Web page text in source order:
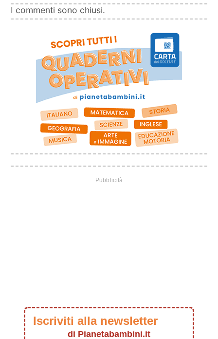
I commenti sono chiusi.
Iscriviti alla newsletter
di Pianetabambini.it